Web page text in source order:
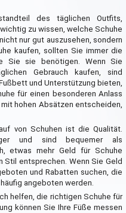
des täglichen Outfits,
zu wissen, welche Schuhe
nur gut auszusehen, sondern
kaufen, sollten Sie immer die
Sie sie benötigen. Wenn Sie
Gebrauch kaufen, sind
und Unterstützung bieten,
für einen besonderen Anlass
hohen Absätzen entscheiden,
von Schuhen ist die Qualität.
und sind bequemer als
etwas mehr Geld für Schuhe
Stil entsprechen. Wenn Sie Geld
und Rabatten suchen, die
angeboten werden.
helfen, die richtigen Schuhe für
können Sie Ihre Füße messen